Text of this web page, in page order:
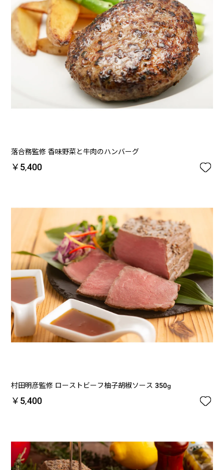
落合務監修 香味野菜と牛肉のハンバーグ
￥5,400 
村田明彦監修 ローストビーフ柚子胡椒ソース 350g
￥5,400 